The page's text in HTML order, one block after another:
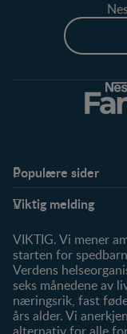
Populære sider
FAQ
Viktig melding
VIKTIG. Vi mener
starten for
Verdens
seks månedene av
næringsrik, fast
års alder. Vi